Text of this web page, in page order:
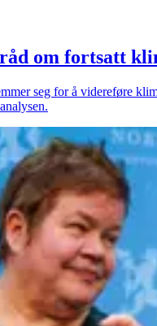
om fortsatt
seg for å videreføre